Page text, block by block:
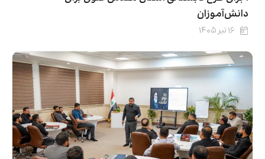
دانش‌آموزان
۱۶ تیر ۱۴۰۵